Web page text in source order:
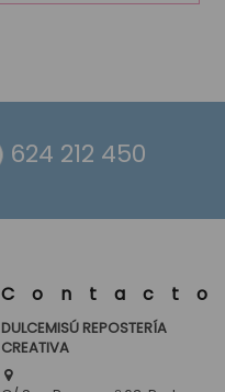
624 212 450
Contacto
DULCEMISÚ REPOSTERÍA
CREATIVA